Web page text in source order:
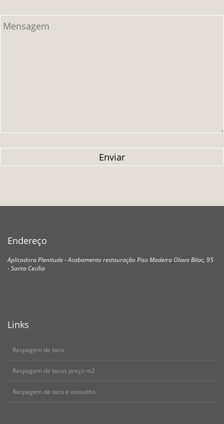
Endereço
Aplicadora Plenitude - Acabamento restauração Piso Madeira Olavo Bilac, 95
- Santa Cecília
Links
Raspagem de taco
Raspagem de tacos preço m2
Raspagem de taco e assoalho